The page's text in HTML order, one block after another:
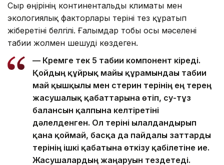
Сыр өңірінің континентальды климаты мен
экологиялық факторлары теріні тез құрғатып
жіберетіні белгілі. Ғалымдар тобы осы мәселені
табиғи жолмен шешуді көздеген.
— Кремге тек 5 табиғи компонент кіреді.
Қойдың құйрық майы құрамындағы табиғи
май қышқылы мен стерин терінің ең терең
жасушалық қабаттарына өтіп, су-тұз
балансын қалпына келтіретіні
дәлелденген. Ол теріні ылғалдандырып
қана қоймай, басқа да пайдалы заттарды
терінің ішкі қабатына өткізу қабілетіне ие.
Жасушалардың жаңаруын тездетеді.